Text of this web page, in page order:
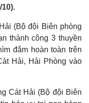
(Bộ đội Biên phòng
thành công 3 thuyền
đắm hoàn toàn trên
Hải, Hải Phòng vào
Cát Hải (Bộ đội Biên